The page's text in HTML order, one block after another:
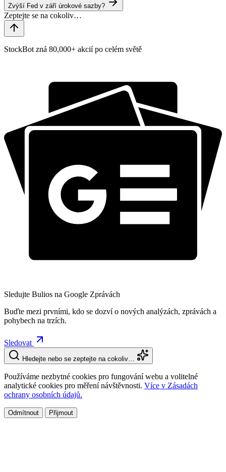
Zvýší Fed v září úrokové sazby?
StockBot zná 80,000+ akcií po celém světě
Sledujte Bulios na Google Zprávách
Buďte mezi prvními, kdo se dozví o nových analýzách, zprávách a
pohybech na trzích.
Sledovat
Hledejte nebo se zeptejte na cokoliv…
Používáme nezbytné cookies pro fungování webu a volitelné
analytické cookies pro měření návštěvnosti. Více v Zásadách
ochrany osobních údajů.
Odmítnout Přijmout